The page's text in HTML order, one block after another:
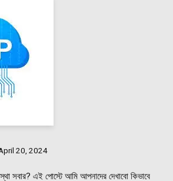
20, 2024
সবার? এই পোস্টে আমি আপনাদের দেখাবো কিভাবে